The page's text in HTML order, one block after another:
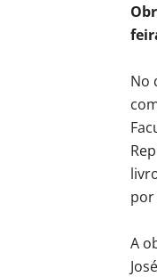
No
por
A